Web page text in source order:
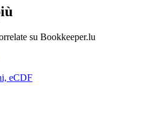
su Bookkeeper.lu
eCDF